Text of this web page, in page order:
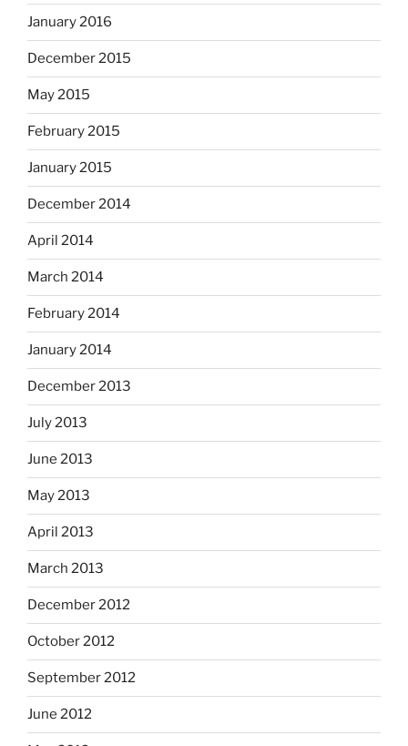
January 2016
December 2015
May 2015
February 2015
January 2015
December 2014
April 2014
March 2014
February 2014
January 2014
December 2013
July 2013
June 2013
May 2013
April 2013
March 2013
December 2012
October 2012
September 2012
June 2012